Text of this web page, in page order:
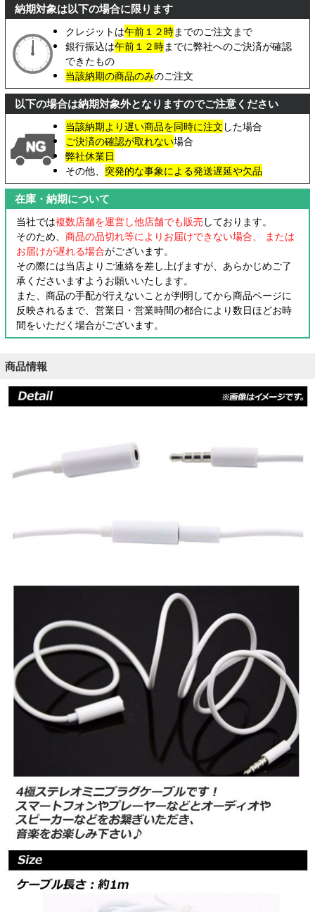
納期対象は以下の場合に限ります
クレジットは午前１２時までのご注文まで
銀行振込は午前１２時までに弊社へのご決済が確認
できたもの
当該納期の商品のみのご注文
以下の場合は納期対象外となりますのでご注意ください
当該納期より遅い商品を同時に注文 した場合
ご決済の確認が取れない場合
弊社休業日
その他、 突発的な事象による発送遅延や欠品
在庫・納期について
当社では複数店舗を運営し他店舗でも販売 しております。
そのため、 商品の品切れ等によりお届けできない場合、 または
お届けが遅れる場合がございます。
その際には当店よりご連絡を差し上げますが、あらかじめご了
承くださいますようお願いいたします。
また、商品の手配が行えないことが判明してから商品ページに
反映されるまで、営業日・営業時間の都合により数日ほどお時
間をいただく場合がございます。
商品情報